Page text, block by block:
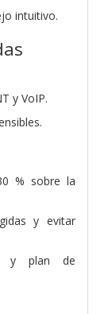
intuitivo.
y VoIP.
% sobre la
y evitar
y plan de